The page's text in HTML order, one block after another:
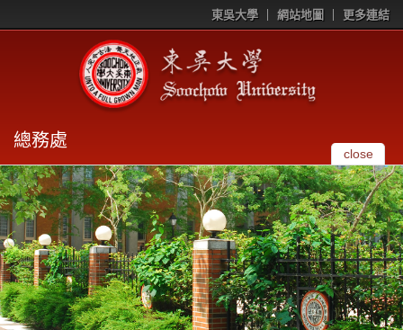
東吳大學 網站地圖 更多連結
總務處
close